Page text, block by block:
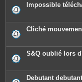
Impossible
Cliché
S&Q oublié lors
Debutant